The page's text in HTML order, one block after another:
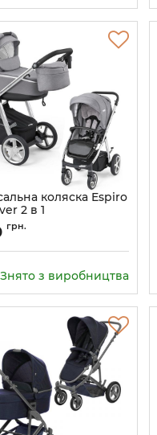
коляска Espiro
2 в 1
грн.
Знято з виробництва